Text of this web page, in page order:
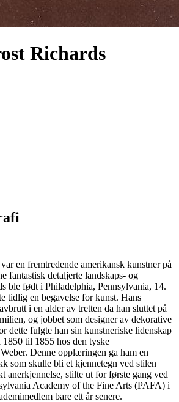
Richards
en fremtredende amerikansk kunstner på
fantastisk detaljerte landskaps- og
ble født i Philadelphia, Pennsylvania, 14.
tidlig en begavelse for kunst. Hans
i en alder av tretten da han sluttet på
og jobbet som designer av dekorative
dette fulgte han sin kunstneriske lidenskap
til 1855 hos den tyske
Denne opplæringen ga ham en
som skulle bli et kjennetegn ved stilen
anerkjennelse, stilte ut for første gang ved
Academy of the Fine Arts (PAFA) i
bare ett år senere.